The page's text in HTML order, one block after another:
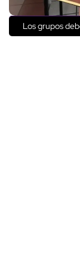
Los grupos